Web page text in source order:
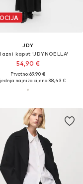
JDY
kaput 'JDYNOELLA'
54,90 €
Prvotno: 69,90 €
najniža cijena:38,43 €